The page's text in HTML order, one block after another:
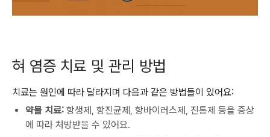
혀 염증 치료 및 관리 방법
치료는 원인에 따라 달라지며 다음과 같은 방법들이 있어요:
약물 치료: 항생제, 항진균제, 항바이러스제, 진통제 등을 증상
에 따라 처방받을 수 있어요.